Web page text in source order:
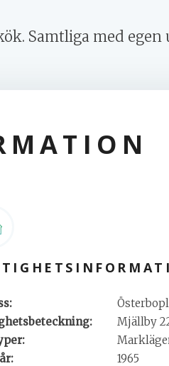
Samtliga med egen
Mjällby
1965